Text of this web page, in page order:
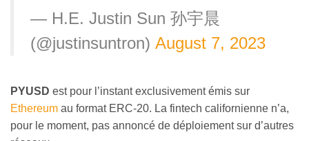
— H.E. Justin Sun 孙宇晨
(@justinsuntron) August 7, 2023
PYUSD est pour l’instant exclusivement émis sur
Ethereum au format ERC-20. La fintech californienne n’a,
pour le moment, pas annoncé de déploiement sur d’autres